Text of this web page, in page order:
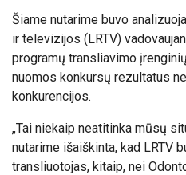
Šiame nutarime buvo
ir televizijos (LRTV)
programų transliavimo
nuomos konkursų rezultatus
konkurencijos.
„Tai niekaip neatitinka mūsų
nutarime išaiškinta, kad LRTV
transliuotojas, kitaip, nei